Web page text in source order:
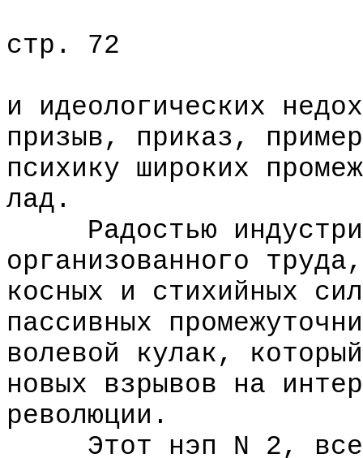
стр. 72
и идеологических
призыв, приказ,
психику широких
лад.
Радостью
организованного
косных и стихийных
пассивных
волевой кулак,
новых взрывов на
революции.
Этот нэп N 2, всею